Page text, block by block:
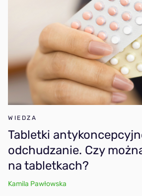
WIEDZA
Tabletki
odchudzanie. Czy
na tabletkach?
Kamila Pawłowska